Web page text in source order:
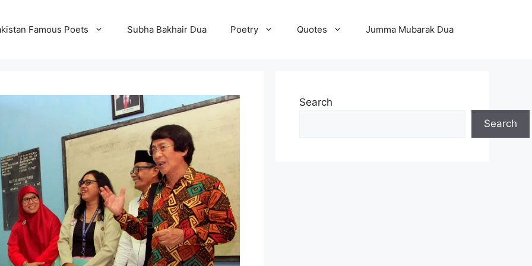
Famous Poets Subha Bakhair Dua Poetry Quotes Jumma Mubarak Dua
Search
Search